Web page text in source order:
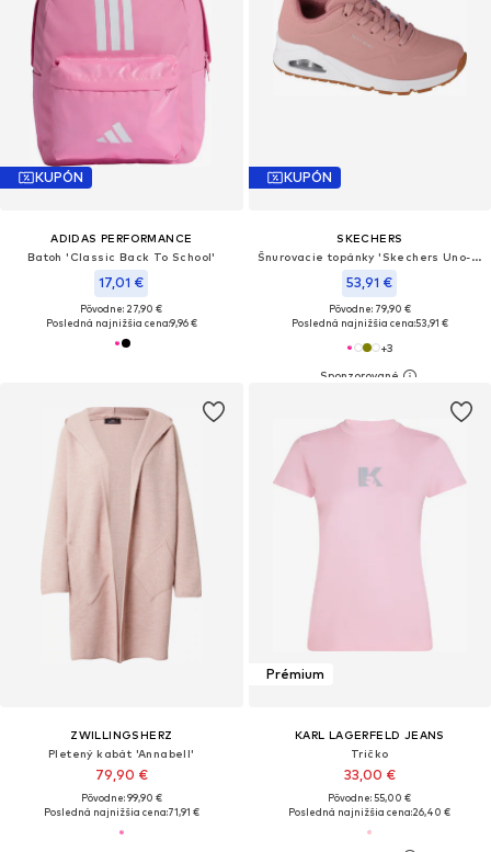
KUPÓN
ADIDAS PERFORMANCE
Batoh 'Classic Back To School'
17,01 €
Pôvodne: 27,90 €
Posledná najnižšia cena:9,96 €
KUPÓN
SKECHERS
Šnurovacie topánky 'Skechers Uno-Stand on Air'
53,91 €
Pôvodne: 79,90 €
Posledná najnižšia cena:53,91 €
+3
ZWILLINGSHERZ
Pletený kabát 'Annabell'
79,90 €
Pôvodne: 99,90 €
Posledná najnižšia cena:71,91 €
Prémium
KARL LAGERFELD JEANS
Tričko
33,00 €
Pôvodne: 55,00 €
Posledná najnižšia cena:26,40 €